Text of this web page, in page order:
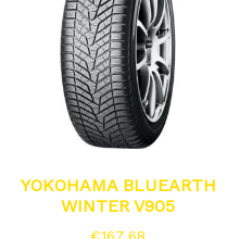
YOKOHAMA BLUEARTH
WINTER V905